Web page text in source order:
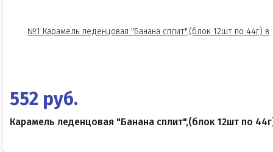
552 руб.
Карамель леденцовая "Банана сплит",(блок 12шт по